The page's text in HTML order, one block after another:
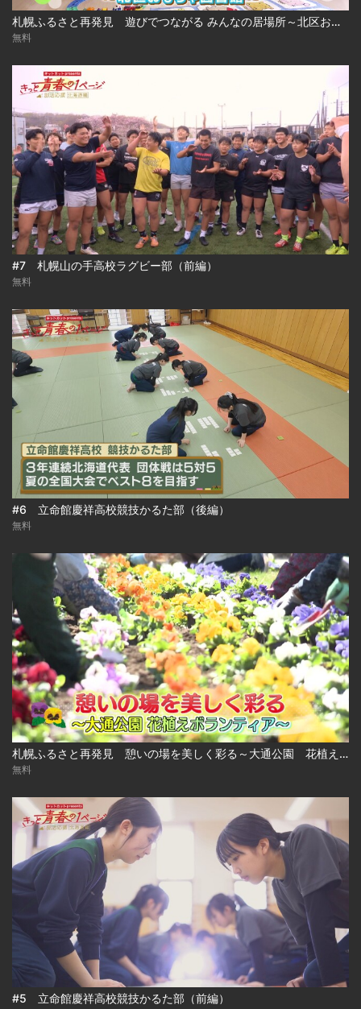
札幌ふるさと再発見 遊びでつながる みんなの居場所～北区おもちゃ図書館～
無料
#7 札幌山の手高校ラグビー部（前編）
無料
#6 立命館慶祥高校競技かるた部（後編）
無料
札幌ふるさと再発見 憩いの場を美しく彩る～大通公園 花植えボランティア～
無料
#5 立命館慶祥高校競技かるた部（前編）